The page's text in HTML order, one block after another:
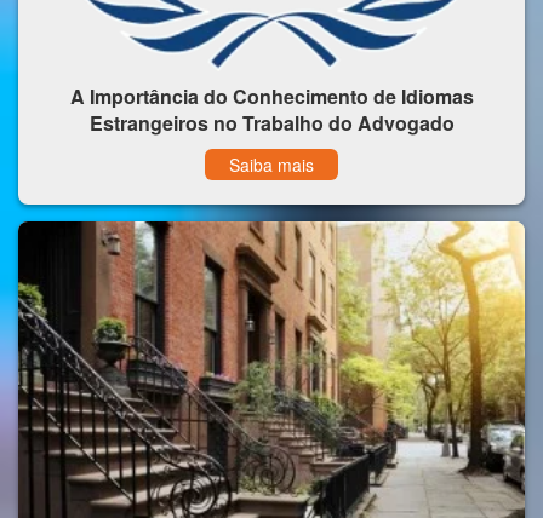
A Importância do Conhecimento de Idiomas
Estrangeiros no Trabalho do Advogado
Saiba mais